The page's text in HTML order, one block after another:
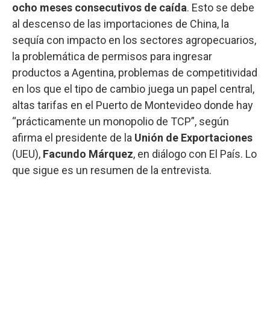
ocho meses consecutivos de caída. Esto se debe
al descenso de las importaciones de China, la
sequía con impacto en los sectores agropecuarios,
la problemática de permisos para ingresar
productos a Agentina, problemas de competitividad
en los que el tipo de cambio juega un papel central,
altas tarifas en el Puerto de Montevideo donde hay
“prácticamente un monopolio de TCP”, según
afirma el presidente de la Unión de Exportaciones
(UEU), Facundo Márquez, en diálogo con El País. Lo
que sigue es un resumen de la entrevista.